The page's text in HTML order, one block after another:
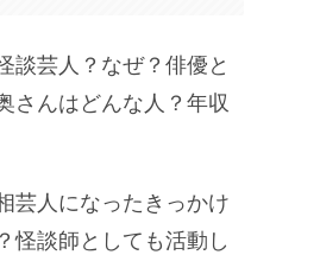
談芸人？なぜ？俳優と
さんはどんな人？年収
芸人になったきっかけ
怪談師としても活動し